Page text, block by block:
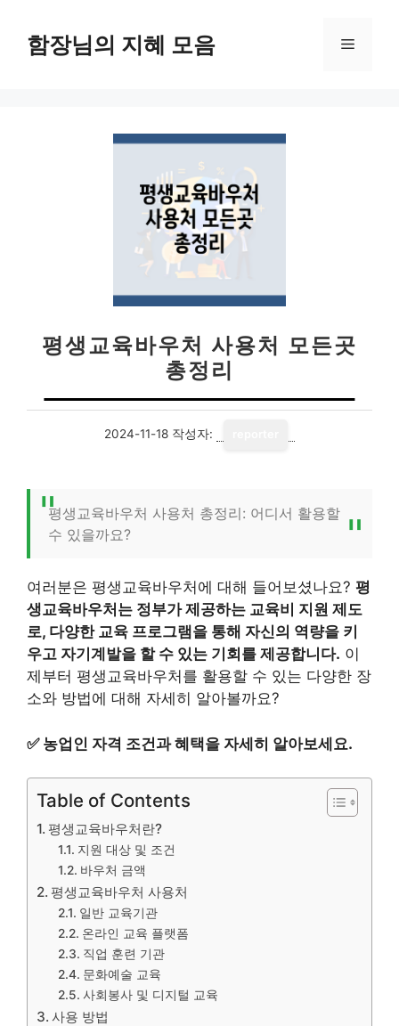
함장님의 지혜 모음 메
평생교육바우처 사용처 모든곳
총정리
2024-11-18 작성자:
평생교육바우처 사용처 총정리: 어디서 활용할
수 있을까요?
여러분은 평생교육바우처에 대해 들어보셨나요? 평
생교육바우처는 정부가 제공하는 교육비 지원 제도
로, 다양한 교육 프로그램을 통해 자신의 역량을 키
우고 자기계발을 할 수 있는 기회를 제공합니다. 이
제부터 평생교육바우처를 활용할 수 있는 다양한 장
소와 방법에 대해 자세히 알아볼까요?
✅ 농업인 자격 조건과 혜택을 자세히 알아보세요.
Table of Contents
평생교육바우처란?
지원 대상 및 조건
바우처 금액
평생교육바우처 사용처
일반 교육기관
온라인 교육 플랫폼
직업 훈련 기관
문화예술 교육
사회봉사 및 디지털 교육
사용 방법